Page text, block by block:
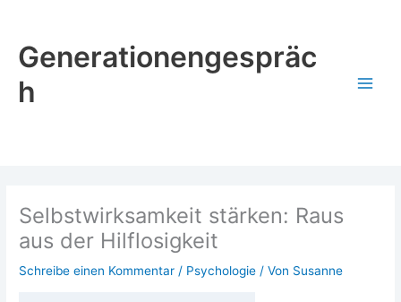
springen
Generationengespräc
h
Selbstwirksamkeit stärken: Raus
aus der Hilflosigkeit
Schreibe einen Kommentar / Psychologie / Von Susanne